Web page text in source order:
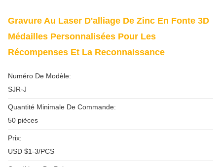
Gravure Au Laser D'alliage De Zinc En Fonte 3D
Médailles Personnalisées Pour Les
Récompenses Et La Reconnaissance
Numéro De Modèle:
SJR-J
Quantité Minimale De Commande:
50 pièces
Prix:
USD $1-3/PCS